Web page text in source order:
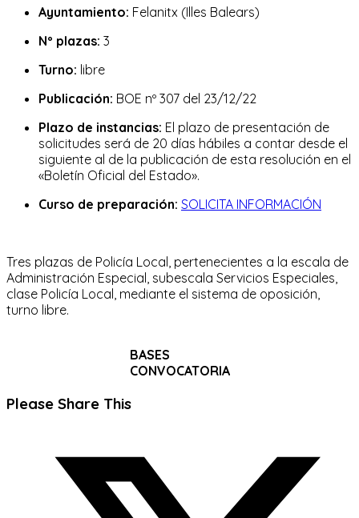
entrada:
la
Ayuntamiento: Felanitx (Illes Balears)
Nº plazas: 3
Turno: libre
Publicación: BOE nº 307 del 23/12/22
Plazo de instancias: El plazo de presentación de
solicitudes será de 20 días hábiles a contar desde el
siguiente al de la publicación de esta resolución en el
«Boletín Oficial del Estado».
Curso de preparación: SOLICITA INFORMACIÓN
Tres plazas de Policía Local, pertenecientes a la escala de
Administración Especial, subescala Servicios Especiales,
clase Policía Local, mediante el sistema de oposición,
turno libre.
BASES
CONVOCATORIA
Please Share ThisCompartir